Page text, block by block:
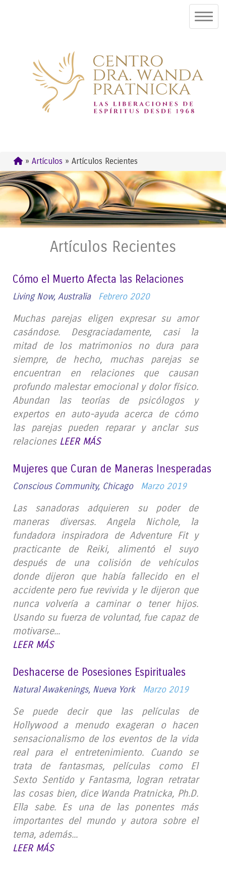
» Artículos » Artículos Recientes
Artículos Recientes
Cómo el Muerto Afecta las Relaciones
Living Now, Australia Febrero 2020
Muchas parejas eligen expresar su amor
casándose. Desgraciadamente, casi la
mitad de los matrimonios no dura para
siempre, de hecho, muchas parejas se
encuentran en relaciones que causan
profundo malestar emocional y dolor físico.
Abundan las teorías de psicólogos y
expertos en auto-ayuda acerca de cómo
las parejas pueden reparar y anclar sus
relaciones LEER MÁS
Mujeres que Curan de Maneras Inesperadas
Conscious Community, Chicago Marzo 2019
Las sanadoras adquieren su poder de
maneras diversas. Angela Nichole, la
fundadora inspiradora de Adventure Fit y
practicante de Reiki, alimentó el suyo
después de una colisión de vehículos
donde dijeron que había fallecido en el
accidente pero fue revivida y le dijeron que
nunca volvería a caminar o tener hijos.
Usando su fuerza de voluntad, fue capaz de
motivarse...
LEER MÁS
Deshacerse de Posesiones Espirituales
Natural Awakenings, Nueva York Marzo 2019
Se puede decir que las películas de
Hollywood a menudo exageran o hacen
sensacionalismo de los eventos de la vida
real para el entretenimiento. Cuando se
trata de fantasmas, películas como El
Sexto Sentido y Fantasma, logran retratar
las cosas bien, dice Wanda Pratnicka, Ph.D.
Ella sabe. Es una de las ponentes más
importantes del mundo y autora sobre el
tema, además...
LEER MÁS